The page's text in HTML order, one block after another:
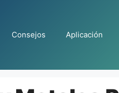
Consejos Aplicación